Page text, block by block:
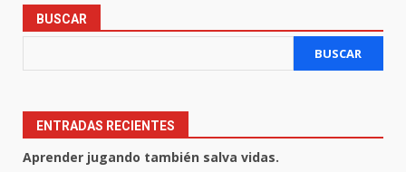
BUSCAR
BUSCAR
ENTRADAS RECIENTES
Aprender jugando también salva vidas.